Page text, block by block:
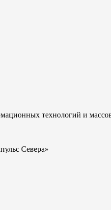
технологий и
Севера»